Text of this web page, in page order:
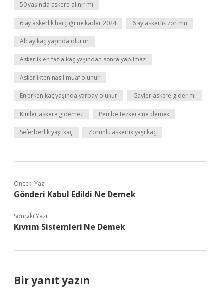
50 yaşında askere alınır mı
6 ay askerlik harçlığı ne kadar 2024 6 ay askerlik zor mu
Albay kaç yaşında olunur
Askerlik en fazla kaç yaşından sonra yapılmaz
Askerlikten nasıl muaf olunur
En erken kaç yaşında yarbay olunur Gayler askere gider mi
Kimler askere gidemez Pembe tezkere ne demek
Seferberlik yaşı kaç Zorunlu askerlik yaşı kaç
Önceki Yazı
Gönderi Kabul Edildi Ne Demek
Sonraki Yazı
Kıvrım Sistemleri Ne Demek
Bir yanıt yazın